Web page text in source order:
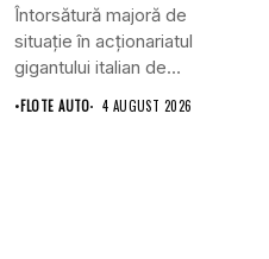
Întorsătură majoră de
situație în acționariatul
gigantului italian de
anvelope Pirelli.
•FLOTE AUTO 4 AUGUST 2026